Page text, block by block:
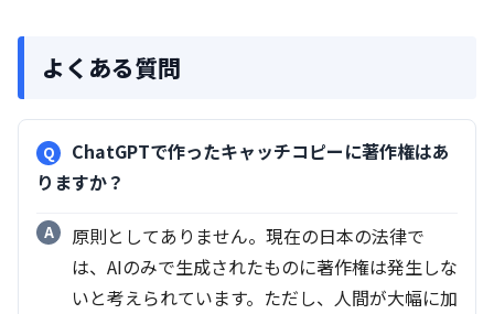
よくある質問
ChatGPTで作ったキャッチコピーに著作権はあ
りますか？
原則としてありません。現在の日本の法律で
は、AIのみで生成されたものに著作権は発生しな
いと考えられています。ただし、人間が大幅に加